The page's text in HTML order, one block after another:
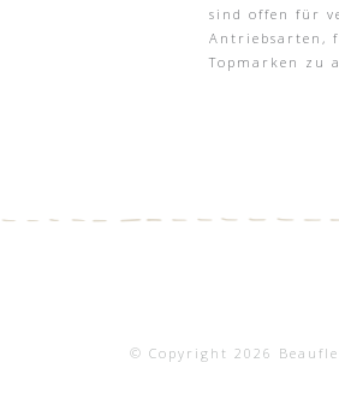
sind offen für
Antriebsarten,
Topmarken zu
© Copyright 2026